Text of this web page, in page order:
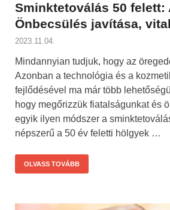
Sminktetoválás 50 felett:
Önbecsülés javítása,
2023.11.04.
Mindannyian tudjuk, hogy az
Azonban a technológia és a
fejlődésével ma már több
hogy megőrizzük fiatalságunkat és
egyik ilyen módszer a
népszerű a 50 év feletti hölgyek …
OLVASS TOVÁBB